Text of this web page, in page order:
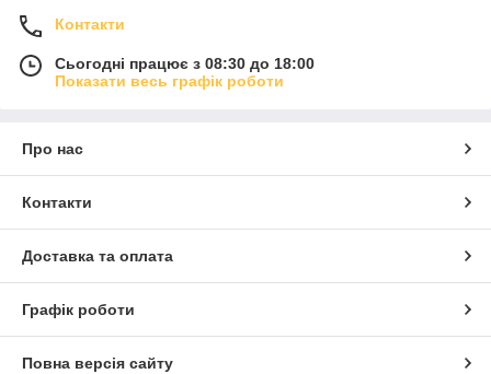
Контакти
Сьогодні працює з 08:30 до 18:00
Показати весь графік роботи
Про нас
Контакти
Доставка та оплата
Графік роботи
Повна версія сайту